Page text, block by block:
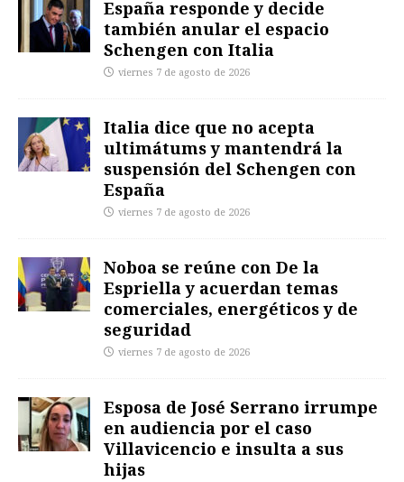
España responde y decide
también anular el espacio
Schengen con Italia
viernes 7 de agosto de 2026
Italia dice que no acepta
ultimátums y mantendrá la
suspensión del Schengen con
España
viernes 7 de agosto de 2026
Noboa se reúne con De la
Espriella y acuerdan temas
comerciales, energéticos y de
seguridad
viernes 7 de agosto de 2026
Esposa de José Serrano irrumpe
en audiencia por el caso
Villavicencio e insulta a sus
hijas